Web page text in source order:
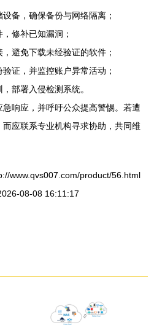
备，确保备份与网络隔离；
修补已知漏洞；
避免下载未经验证的软件；
证，并监控账户异常活动；
部署入侵检测系统。
响应，并呼吁公众提高警惕。若遭
应联系专业机构寻求协助，共同维
www.qvs007.com/product/56.html
08-08 16:11:17